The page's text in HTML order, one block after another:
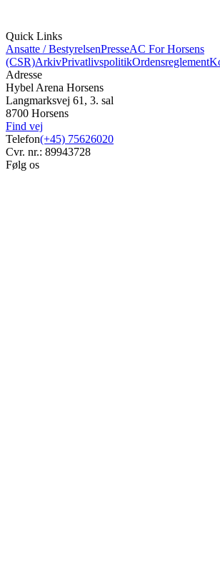
Quick Links
Ansatte / BestyrelsenPresseAC For Horsens
(CSR)ArkivPrivatlivspolitikOrdensreglement
Adresse
Hybel Arena Horsens
Langmarksvej 61, 3. sal
8700 Horsens
Find vej
Telefon(+45) 75626020
Cvr. nr.: 89943728
Følg os